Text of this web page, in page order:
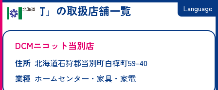
Language
「当別町」の取扱店舗一覧
DCMニコット当別店
住所 北海道石狩郡当別町白樺町59-40
業種 ホームセンター・家具・家電